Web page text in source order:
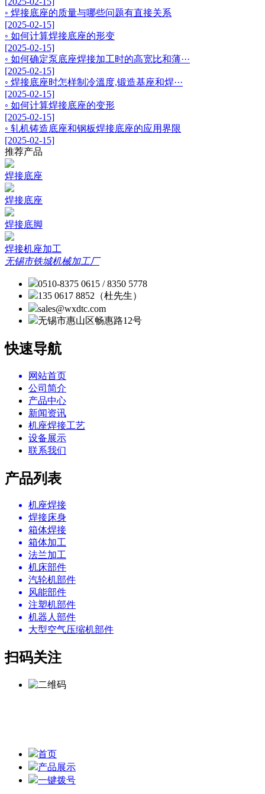
◦ 焊接底座的质量与哪些问题有直接关系
[2025-02-15]
◦ 如何计算焊接底座的形变
[2025-02-15]
◦ 如何确定泵底座焊接加工时的高宽比和薄···
[2025-02-15]
◦ 焊接底座时怎样制冷溫度,锻造基座和焊···
[2025-02-15]
◦ 如何计算焊接底座的变形
[2025-02-15]
◦ 轧机铸造底座和钢板焊接底座的应用界限
[2025-02-15]
推荐产品
焊接底座
焊接底座
焊接底脚
焊接机座加工
无锡市铁城机械加工厂
0510-8375 0615 / 8350 5778
135 0617 8852（杜先生）
sales@wxdtc.com
无锡市惠山区畅惠路12号
快速导航
网站首页
公司简介
产品中心
新闻资讯
机座焊接工艺
设备展示
联系我们
产品列表
机座焊接
焊接床身
箱体焊接
箱体加工
法兰加工
机床部件
汽轮机部件
风能部件
注塑机部件
机器人部件
大型空气压缩机部件
扫码关注
首页
产品展示
一键拨号